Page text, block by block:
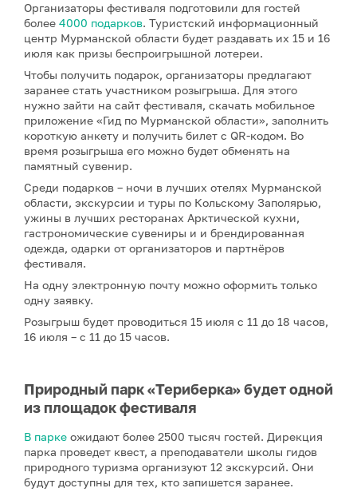
Организаторы фестиваля подготовили для гостей
более 4000 подарков. Туристский информационный
центр Мурманской области будет раздавать их 15 и 16
июля как призы беспроигрышной лотереи.
Чтобы получить подарок, организаторы предлагают
заранее стать участником розыгрыша. Для этого
нужно зайти на сайт фестиваля, скачать мобильное
приложение «Гид по Мурманской области», заполнить
короткую анкету и получить билет с QR-кодом. Во
время розыгрыша его можно будет обменять на
памятный сувенир.
Среди подарков – ночи в лучших отелях Мурманской
области, экскурсии и туры по Кольскому Заполярью,
ужины в лучших ресторанах Арктической кухни,
гастрономические сувениры и и брендированная
одежда, одарки от организаторов и партнёров
фестиваля.
На одну электронную почту можно оформить только
одну заявку.
Розыгрыш будет проводиться 15 июля с 11 до 18 часов,
16 июля – с 11 до 15 часов.
Природный парк «Териберка» будет одной
из площадок фестиваля
В парке ожидают более 2500 тысяч гостей. Дирекция
парка проведет квест, а преподаватели школы гидов
природного туризма организуют 12 экскурсий. Они
будут доступны для тех, кто запишется заранее.